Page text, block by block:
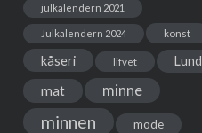
julkalendern 2021
Julkalendern 2024 konst
kåseri lifvet Lund
mat minne
minnen mode